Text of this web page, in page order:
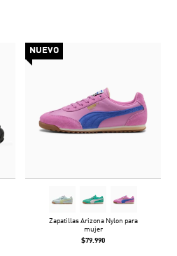
NUEVO
Zapatillas Arizona Nylon para
mujer
$79.990